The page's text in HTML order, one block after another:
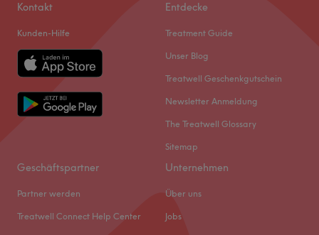
Kontakt
Kunden-Hilfe
Entdecke
Treatment Guide
Unser Blog
Treatwell Geschenkgutschein
Newsletter Anmeldung
The Treatwell Glossary
Sitemap
Geschäftspartner
Partner werden
Treatwell Connect Help Center
Unternehmen
Über uns
Jobs